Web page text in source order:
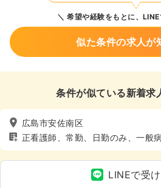
希望や経験をもとに、
似た条件の求人が
条件が似ている新着求
広島市安佐南区
正看護師、常勤、日勤のみ、一般
LINEで受